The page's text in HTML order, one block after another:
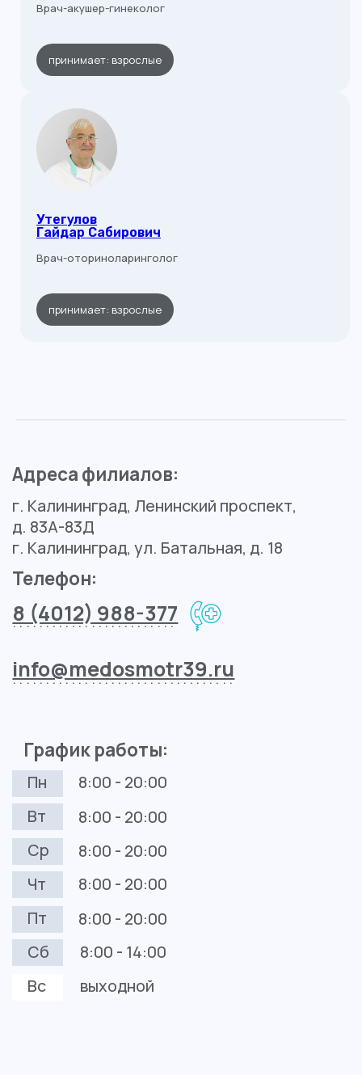
Врач-акушер-гинеколог
принимает: взрослые
Утегулов
Гайдар Сабирович
Врач-оториноларинголог
принимает: взрослые